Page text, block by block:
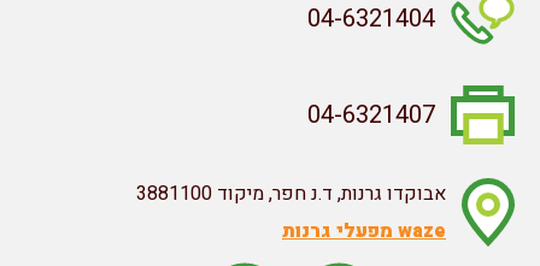
04-6321404
04-6321407
אבוקדו גרנות, ד.נ חפר, מיקוד 3881100
waze מפעלי גרנות